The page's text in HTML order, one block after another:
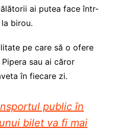
ai putea face într-
birou.
pe care să o ofere
sau ai căror
în fiecare zi.
public în
bilet va fi mai